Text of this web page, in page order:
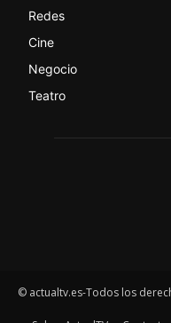
Redes
Cine
Negocio
Teatro
© actualtv.es-Todos los